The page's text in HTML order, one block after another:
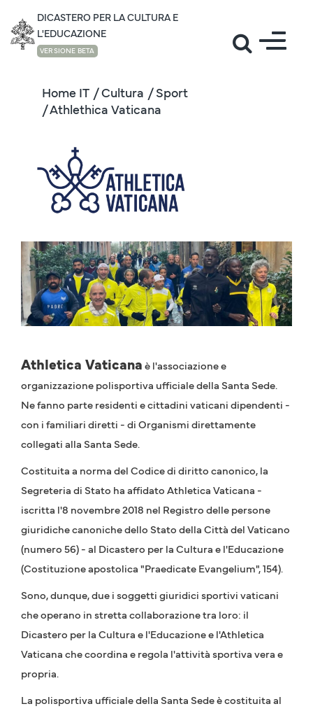
DICASTERO PER LA CULTURA E
L'EDUCAZIONE
VERSIONE BETA
Home IT / Cultura / Sport
/ Athlethica Vaticana
Athletica Vaticanaè l'associazione e
organizzazione polisportiva ufficiale della Santa Sede.
Ne fanno parte residenti e cittadini vaticani dipendenti -
con i familiari diretti - di Organismi direttamente
collegati alla Santa Sede.
Costituita a norma del Codice di diritto canonico, la
Segreteria di Stato ha affidato Athletica Vaticana -
iscritta l'8 novembre 2018 nel Registro delle persone
giuridiche canoniche dello Stato della Città del Vaticano
(numero 56) - al Dicastero per la Cultura e l'Educazione
(Costituzione apostolica "Praedicate Evangelium", 154).
Sono, dunque, due i soggetti giuridici sportivi vaticani
che operano in stretta collaborazione tra loro: il
Dicastero per la Cultura e l'Educazione e l'Athletica
Vaticana che coordina e regola l'attività sportiva vera e
propria.
La polisportiva ufficiale della Santa Sede è costituita al